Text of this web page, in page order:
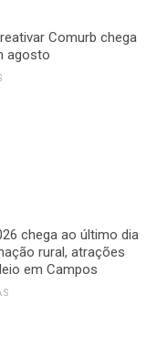
Comurb chega
agosto
chega ao último dia
rural, atrações
em Campos